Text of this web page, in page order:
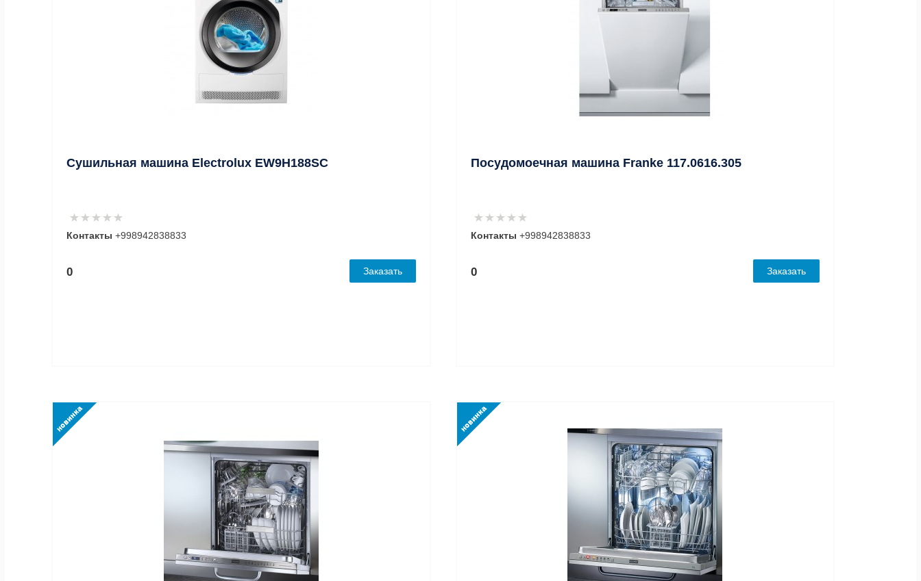
Сушильная машина Electrolux EW9H188SC
Контакты +998942838833
0 Заказать
Посудомоечная машина Franke 117.0616.305
Контакты +998942838833
0 Заказать